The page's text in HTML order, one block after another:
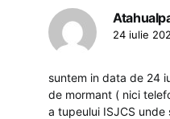
24 iulie
suntem in data de 24
de mormant ( nici
a tupeului ISJCS